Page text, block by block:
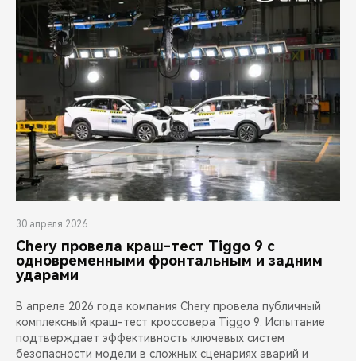
30 апреля 2026
Chery провела краш-тест Tiggo 9 с
одновременными фронтальным и задним
ударами
В апреле 2026 года компания Chery провела публичный
комплексный краш-тест кроссовера Tiggo 9. Испытание
подтверждает эффективность ключевых систем
безопасности модели в сложных сценариях аварий и